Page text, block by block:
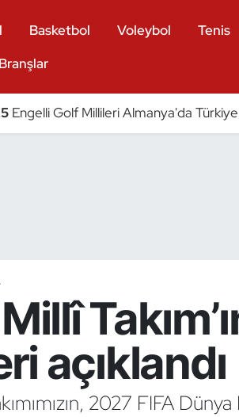
Basketbol Voleybol Tenis
Engelli Golf Millileri Almanya'da
açıklandı
2027 FIFA